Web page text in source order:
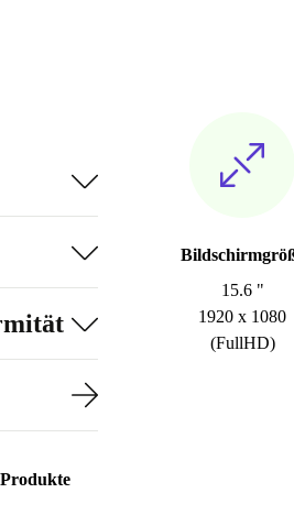
15.6 "
1920 x 1080
(FullHD)